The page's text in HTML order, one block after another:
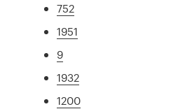
752
1951
9
1932
1200